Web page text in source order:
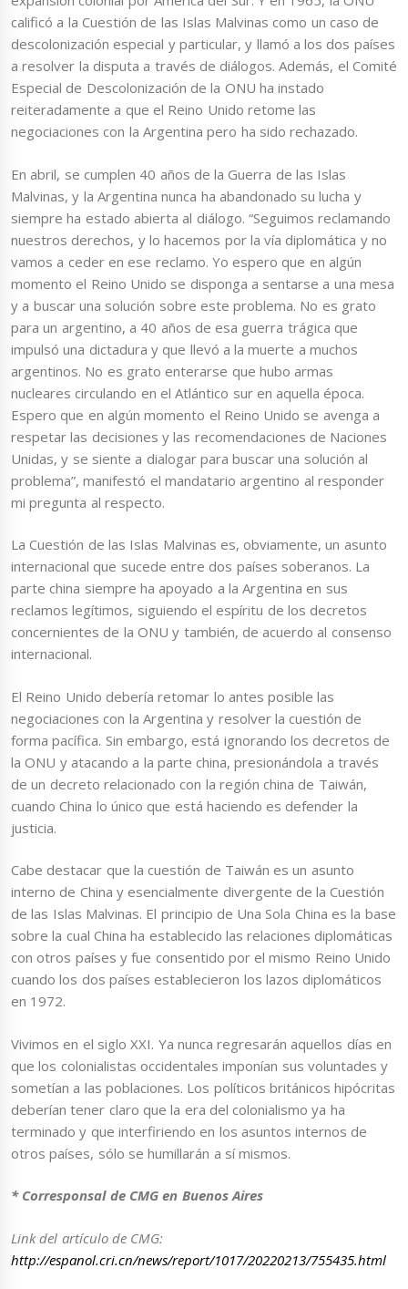
calificó a la Cuestión de las Islas Malvinas como un caso de
descolonización especial y particular, y llamó a los dos países
a resolver la disputa a través de diálogos. Además, el Comité
Especial de Descolonización de la ONU ha instado
reiteradamente a que el Reino Unido retome las
negociaciones con la Argentina pero ha sido rechazado.
En abril, se cumplen 40 años de la Guerra de las Islas
Malvinas, y la Argentina nunca ha abandonado su lucha y
siempre ha estado abierta al diálogo. “Seguimos reclamando
nuestros derechos, y lo hacemos por la vía diplomática y no
vamos a ceder en ese reclamo. Yo espero que en algún
momento el Reino Unido se disponga a sentarse a una mesa
y a buscar una solución sobre este problema. No es grato
para un argentino, a 40 años de esa guerra trágica que
impulsó una dictadura y que llevó a la muerte a muchos
argentinos. No es grato enterarse que hubo armas
nucleares circulando en el Atlántico sur en aquella época.
Espero que en algún momento el Reino Unido se avenga a
respetar las decisiones y las recomendaciones de Naciones
Unidas, y se siente a dialogar para buscar una solución al
problema”, manifestó el mandatario argentino al responder
mi pregunta al respecto.
La Cuestión de las Islas Malvinas es, obviamente, un asunto
internacional que sucede entre dos países soberanos. La
parte china siempre ha apoyado a la Argentina en sus
reclamos legítimos, siguiendo el espíritu de los decretos
concernientes de la ONU y también, de acuerdo al consenso
internacional.
El Reino Unido debería retomar lo antes posible las
negociaciones con la Argentina y resolver la cuestión de
forma pacífica. Sin embargo, está ignorando los decretos de
la ONU y atacando a la parte china, presionándola a través
de un decreto relacionado con la región china de Taiwán,
cuando China lo único que está haciendo es defender la
justicia.
Cabe destacar que la cuestión de Taiwán es un asunto
interno de China y esencialmente divergente de la Cuestión
de las Islas Malvinas. El principio de Una Sola China es la base
sobre la cual China ha establecido las relaciones diplomáticas
con otros países y fue consentido por el mismo Reino Unido
cuando los dos países establecieron los lazos diplomáticos
en 1972.
Vivimos en el siglo XXI. Ya nunca regresarán aquellos días en
que los colonialistas occidentales imponían sus voluntades y
sometían a las poblaciones. Los políticos británicos hipócritas
deberían tener claro que la era del colonialismo ya ha
terminado y que interfiriendo en los asuntos internos de
otros países, sólo se humillarán a sí mismos.
* Corresponsal de CMG en Buenos Aires
Link del artículo de CMG:
http://espanol.cri.cn/news/report/1017/20220213/755435.html